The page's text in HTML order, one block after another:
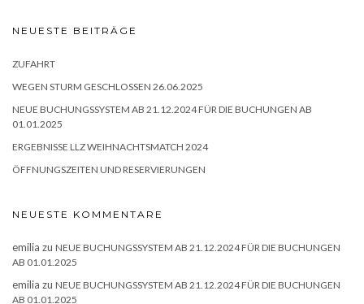
NEUESTE BEITRÄGE
ZUFAHRT
WEGEN STURM GESCHLOSSEN 26.06.2025
NEUE BUCHUNGSSYSTEM AB 21.12.2024 FÜR DIE BUCHUNGEN AB
01.01.2025
ERGEBNISSE LLZ WEIHNACHTSMATCH 2024
ÖFFNUNGSZEITEN UND RESERVIERUNGEN
NEUESTE KOMMENTARE
emilia zu NEUE BUCHUNGSSYSTEM AB 21.12.2024 FÜR DIE BUCHUNGEN
AB 01.01.2025
emilia zu NEUE BUCHUNGSSYSTEM AB 21.12.2024 FÜR DIE BUCHUNGEN
AB 01.01.2025